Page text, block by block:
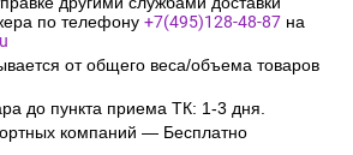
по телефону +7(495)128-48-87 на
от общего веса/объема товаров
до пункта приема ТК: 1-3 дня.
компаний — Бесплатно